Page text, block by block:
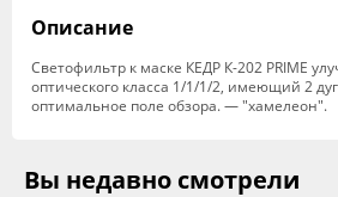
Описание
Светофильтр к маске КЕДP К-202 PRIME
оптического класса 1/1/1/2, имеющий 2
оптимальное поле обзора. — "хамелеон".
Вы недавно смотрели